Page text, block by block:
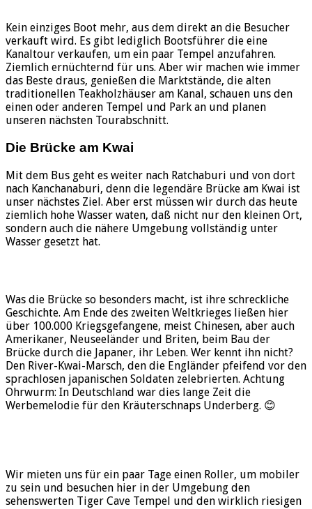
Kein einziges Boot mehr, aus dem direkt an die Besucher
verkauft wird. Es gibt lediglich Bootsführer die eine
Kanaltour verkaufen, um ein paar Tempel anzufahren.
Ziemlich ernüchternd für uns. Aber wir machen wie immer
das Beste draus, genießen die Marktstände, die alten
traditionellen Teakholzhäuser am Kanal, schauen uns den
einen oder anderen Tempel und Park an und planen
unseren nächsten Tourabschnitt.
Die Brücke am Kwai
Mit dem Bus geht es weiter nach Ratchaburi und von dort
nach Kanchanaburi, denn die legendäre Brücke am Kwai ist
unser nächstes Ziel. Aber erst müssen wir durch das heute
ziemlich hohe Wasser waten, daß nicht nur den kleinen Ort,
sondern auch die nähere Umgebung vollständig unter
Wasser gesetzt hat.
Was die Brücke so besonders macht, ist ihre schreckliche
Geschichte. Am Ende des zweiten Weltkrieges ließen hier
über 100.000 Kriegsgefangene, meist Chinesen, aber auch
Amerikaner, Neuseeländer und Briten, beim Bau der
Brücke durch die Japaner, ihr Leben. Wer kennt ihn nicht?
Den River-Kwai-Marsch, den die Engländer pfeifend vor den
sprachlosen japanischen Soldaten zelebrierten. Achtung
Ohrwurm: In Deutschland war dies lange Zeit die
Werbemelodie für den Kräuterschnaps Underberg. 😊
Wir mieten uns für ein paar Tage einen Roller, um mobiler
zu sein und besuchen hier in der Umgebung den
sehenswerten Tiger Cave Tempel und den wirklich riesigen